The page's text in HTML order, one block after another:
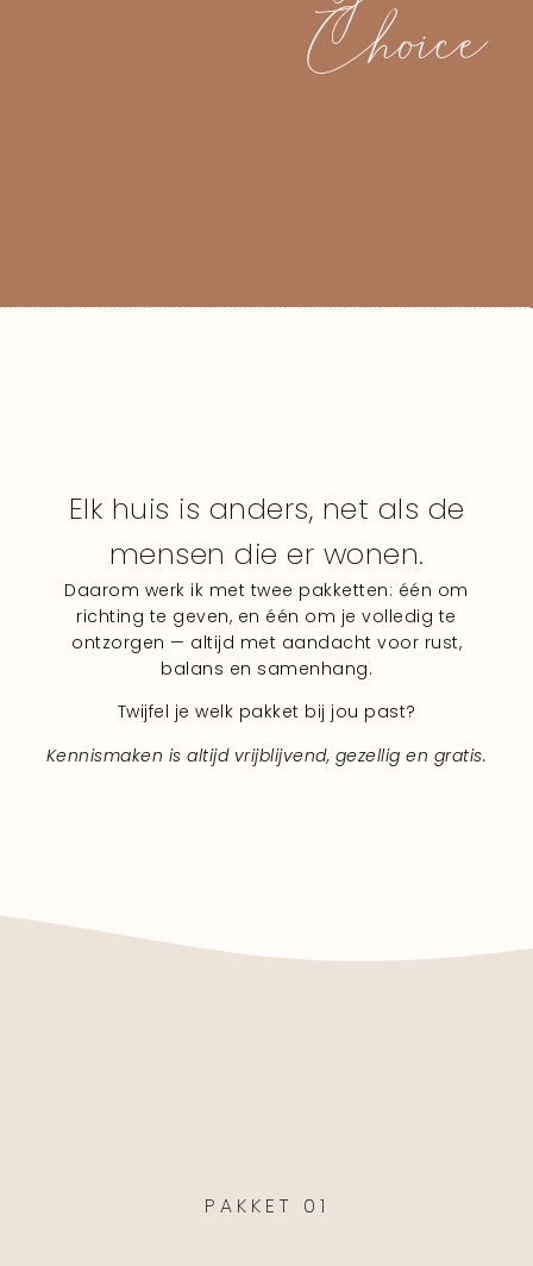
Choice
Elk huis is anders, net als de
mensen die er wonen.
Daarom werk ik met twee pakketten: één om
richting te geven, en één om je volledig te
ontzorgen — altijd met aandacht voor rust,
balans en samenhang.
Twijfel je welk pakket bij jou past?
Kennismaken is altijd vrijblijvend, gezellig en gratis.
PAKKET 01